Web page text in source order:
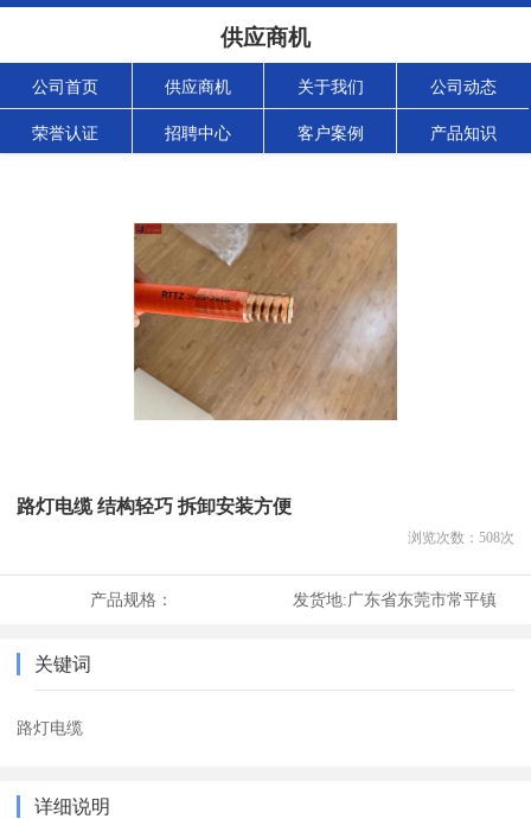
供应商机
公司首页 供应商机 关于我们 公司动态
荣誉认证 招聘中心 客户案例 产品知识
路灯电缆 结构轻巧 拆卸安装方便
浏览次数： 508次
产品规格： 发货地:广东省东莞市常平镇
关键词
路灯电缆
详细说明